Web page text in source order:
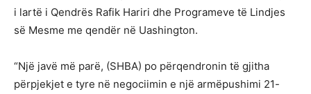
i lartë i Qendrës Rafik Hariri dhe Programeve të Lindjes
së Mesme me qendër në Uashington.
“Një javë më parë, (SHBA) po përqendronin të gjitha
përpjekjet e tyre në negociimin e një armëpushimi 21-